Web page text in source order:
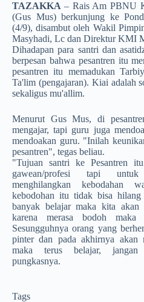
TAZAKKA – Rais Am PBNU
(Gus Mus) berkunjung ke
(4/9), disambut oleh Wakil
Masyhadi, Lc dan Direktur KMI
Dihadapan para santri dan
berpesan bahwa pesantren itu
pesantren itu memadukan
Ta'lim (pengajaran). Kiai adalah
sekaligus mu'allim.
Menurut Gus Mus, di
mengajar, tapi guru juga
mendoakan guru. "Inilah
pesantren", tegas beliau.
"Tujuan santri ke Pesantren
gawean/profesi tapi
menghilangkan kebodahan
kebodohan itu tidak bisa hilang
banyak belajar maka kita akan
karena merasa bodoh maka
Sesungguhnya orang yang
pinter dan pada akhirnya akan
maka terus belajar, jangan
pungkasnya.
Tags